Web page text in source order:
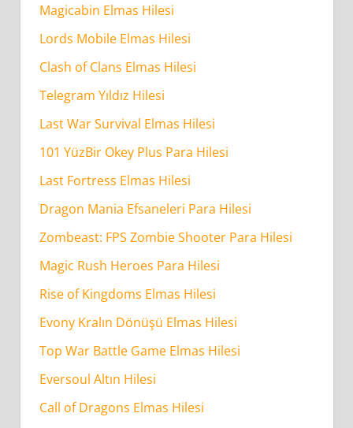
Magicabin Elmas Hilesi
Lords Mobile Elmas Hilesi
Clash of Clans Elmas Hilesi
Telegram Yıldız Hilesi
Last War Survival Elmas Hilesi
101 YüzBir Okey Plus Para Hilesi
Last Fortress Elmas Hilesi
Dragon Mania Efsaneleri Para Hilesi
Zombeast: FPS Zombie Shooter Para Hilesi
Magic Rush Heroes Para Hilesi
Rise of Kingdoms Elmas Hilesi
Evony Kralın Dönüşü Elmas Hilesi
Top War Battle Game Elmas Hilesi
Eversoul Altın Hilesi
Call of Dragons Elmas Hilesi